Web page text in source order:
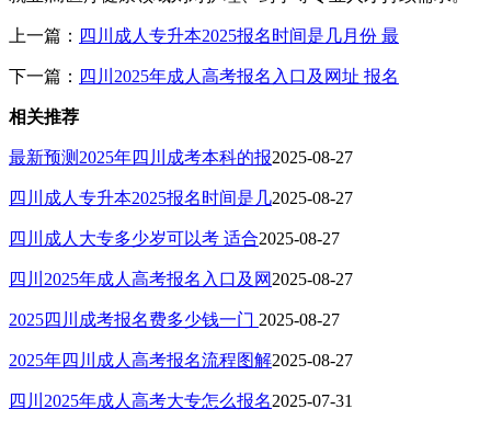
上一篇： 四川成人专升本2025报名时间是几月份 最
下一篇： 四川2025年成人高考报名入口及网址 报名
相关推荐
最新预测2025年四川成考本科的报2025-08-27
四川成人专升本2025报名时间是几2025-08-27
四川成人大专多少岁可以考 适合2025-08-27
四川2025年成人高考报名入口及网2025-08-27
2025四川成考报名费多少钱一门 2025-08-27
2025年四川成人高考报名流程图解2025-08-27
四川2025年成人高考大专怎么报名2025-07-31